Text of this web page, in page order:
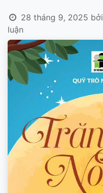
28 tháng 9, 2025 bởi
luận